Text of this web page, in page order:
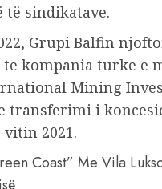
të sindikatave.
Grupi Balfin
te kompania turke e
Mining
transferimi i
2021.